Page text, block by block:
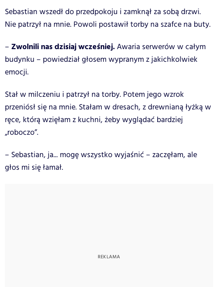
Sebastian wszedł do przedpokoju i zamknął za sobą drzwi.
Nie patrzył na mnie. Powoli postawił torby na szafce na buty.
– Zwolnili nas dzisiaj wcześniej.Awaria serwerów w całym
budynku – powiedział głosem wypranym z jakichkolwiek
emocji.
Stał w milczeniu i patrzył na torby. Potem jego wzrok
przeniósł się na mnie. Stałam w dresach, z drewnianą łyżką w
ręce, którą wzięłam z kuchni, żeby wyglądać bardziej
„roboczo”.
– Sebastian, ja... mogę wszystko wyjaśnić – zaczęłam, ale
głos mi się łamał.